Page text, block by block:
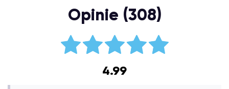
Opinie (308)
4.99